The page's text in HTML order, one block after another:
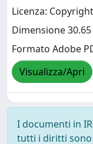
Licenza:
Dimensione
Formato Adobe
Visualizza/Apri
I documenti in
tutti i diritti sono